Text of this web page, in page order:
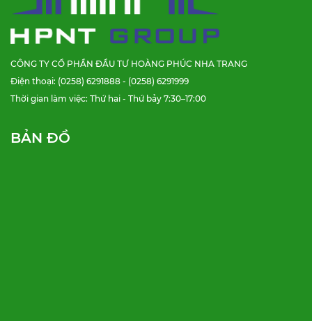
CÔNG TY CỔ PHẦN ĐẦU TƯ HOÀNG PHÚC NHA TRANG
Điện thoại: (0258) 6291888 - (0258) 6291999
Thời gian làm việc: Thứ hai - Thứ bảy 7:30–17:00
BẢN ĐỒ